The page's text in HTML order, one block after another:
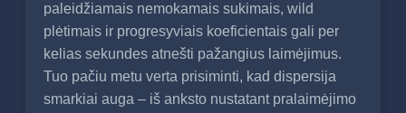
paleidžiamais nemokamais sukimais, wild
plėtimais ir progresyviais koeficientais gali per
kelias sekundes atnešti pažangius laimėjimus.
Tuo pačiu metu verta prisiminti, kad dispersija
smarkiai auga – iš anksto nustatant pralaimėjimo